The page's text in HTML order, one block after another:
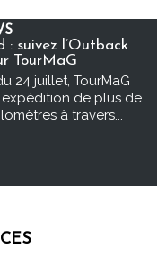
: suivez l’Outback
TourMaG
24 juillet, TourMaG
expédition de plus de
à travers...